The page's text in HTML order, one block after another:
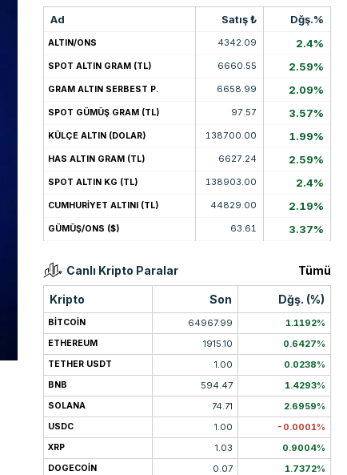
Ad Satış ₺ Dğş.%
ALTIN/ONS 4342.09 2.4%
SPOT ALTIN GRAM (TL) 6660.55 2.59%
GRAM ALTIN SERBEST P. 6658.99 2.09%
SPOT GÜMÜŞ GRAM (TL) 97.57 3.57%
KÜLÇE ALTIN (DOLAR) 138700.00 1.99%
HAS ALTIN GRAM (TL) 6627.24 2.59%
SPOT ALTIN KG (TL) 138903.00 2.4%
CUMHURİYET ALTINI (TL) 44829.00 2.19%
GÜMÜŞ/ONS ($) 63.61 3.37%
Canlı Kripto Paralar Tümü
Kripto Son Dğş. (%)
BITCOIN 64967.99 1.1192%
ETHEREUM 1915.10 0.6427%
TETHER USDT 1.00 0.0238%
BNB 594.47 1.4293%
SOLANA 74.71 2.6959%
USDC 1.00 -0.0001%
XRP 1.03 0.9004%
DOGECOIN 0.07 1.7372%